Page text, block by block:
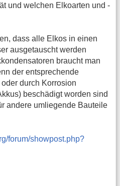
und welchen Elkoarten und -
dass alle Elkos in einen
ausgetauscht werden
braucht man
der entsprechende
durch Korrosion
beschädigt worden sind
andere umliegende Bauteile
forum/showpost.php?